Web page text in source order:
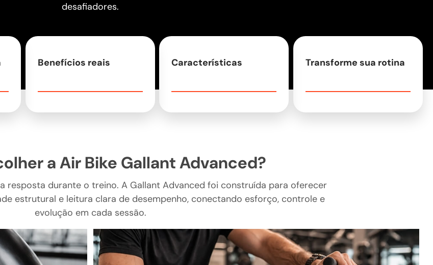
desafiadores.
Benefícios reais Características Transforme sua rotina
a Air Bike Gallant Advanced?
resposta durante o treino. A Gallant Advanced foi construída para oferecer
estrutural e leitura clara de desempenho, conectando esforço, controle e
evolução em cada sessão.